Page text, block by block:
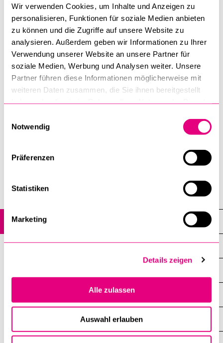
Wir verwenden Cookies, um Inhalte und Anzeigen zu
personalisieren, Funktionen für soziale Medien anbieten
zu können und die Zugriffe auf unsere Website zu
analysieren. Außerdem geben wir Informationen zu Ihrer
Verwendung unserer Website an unsere Partner für
soziale Medien, Werbung und Analysen weiter. Unsere
Partner führen diese Informationen möglicherweise mit
weiteren Daten zusammen, die Sie ihnen bereitgestellt
Notwendig
Präferenzen
Statistiken
Marketing
Details zeigen
Alle zulassen
Auswahl erlauben
News
Alle News
Neuerscheinungen
Hochschulen beizustehen.
Ukrainische Studierende und Forschende an der Universität
Luzern können auf die Unterstützung der Universität zählen.
Russischen Studierenden und Forschenden, die
unverschuldet in diese Situation geraten sind, bietet die
Universität ebenfalls ihre Hilfe an.
Informationen für ukrainische Studierende und Forschende
2. März 2022
Universitätskommunikation